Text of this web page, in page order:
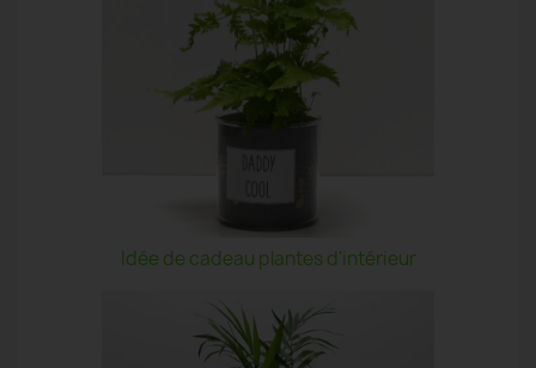
Idée de cadeau plantes d'intérieur